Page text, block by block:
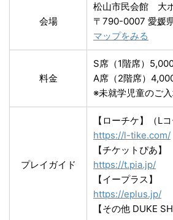
会場
松山市民会館 大
〒790-0007 愛媛
マップをみる
料金
S席（1階席）
A席（2階席）
※未就学児童のご
プレイガイド
【ローチケ】（L
https://l-tike.com/
【チケットぴあ】
https://t.pia.jp/
【イープラス】
https://eplus.jp/
【その他 DUKE